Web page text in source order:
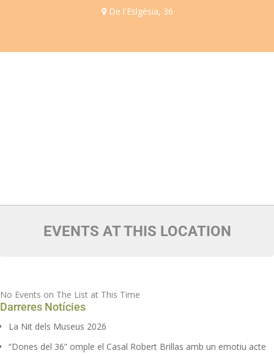
De l'Eslgésia, 36
EVENTS AT THIS LOCATION
No Events on The List at This Time
Darreres Notícies
La Nit dels Museus 2026
“Dones del 36” omple el Casal Robert Brillas amb un emotiu acte